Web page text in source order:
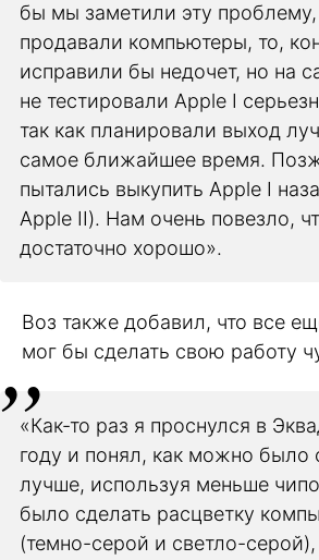
бы мы заметили эту проблему,
продавали компьютеры, то,
исправили бы недочет, но на
не тестировали Apple I
так как планировали выход
самое ближайшее время.
пытались выкупить Apple I
Apple II). Нам очень повезло,
достаточно хорошо».
Воз также добавил, что все
мог бы сделать свою работу
«Как-то раз я проснулся в
году и понял, как можно было
лучше, используя меньше
было сделать расцветку
(темно-серой и светло-серой),